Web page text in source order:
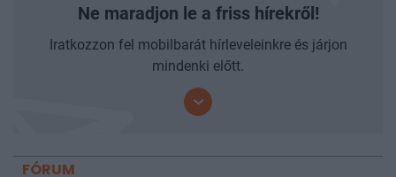
Ne maradjon le a friss hírekről!
Iratkozzon fel mobilbarát hírleveleinkre és járjon
mindenki előtt.
FÓRUM